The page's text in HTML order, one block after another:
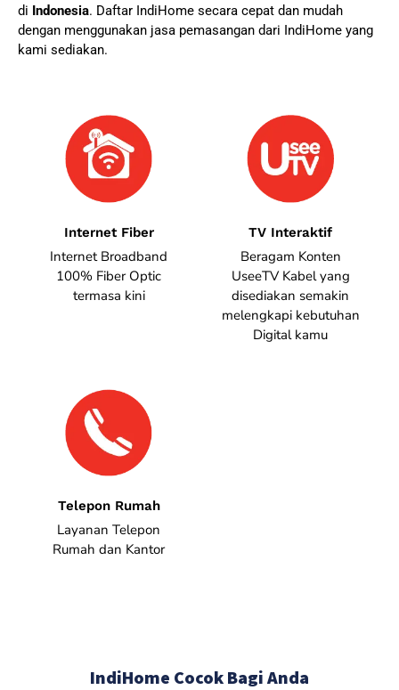
di Indonesia. Daftar IndiHome secara cepat dan mudah
dengan menggunakan jasa pemasangan dari IndiHome yang
kami sediakan.
Internet Fiber
Internet Broadband
100% Fiber Optic
termasa kini
TV Interaktif
Beragam Konten
UseeTV Kabel yang
disediakan semakin
melengkapi kebutuhan
Digital kamu
Telepon Rumah
Layanan Telepon
Rumah dan Kantor
IndiHome Cocok Bagi Anda